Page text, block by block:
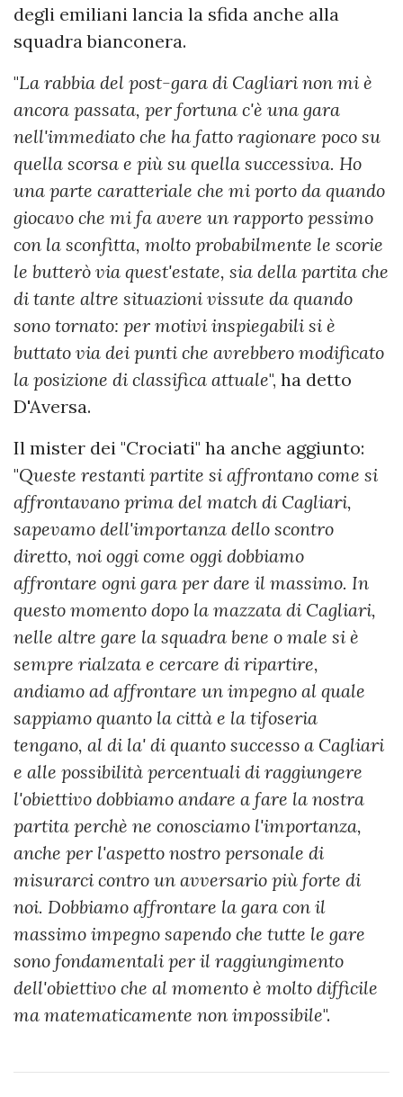
degli emiliani lancia la sfida anche alla
squadra bianconera.
"La rabbia del post-gara di Cagliari non mi è
ancora passata, per fortuna c'è una gara
nell'immediato che ha fatto ragionare poco su
quella scorsa e più su quella successiva. Ho
una parte caratteriale che mi porto da quando
giocavo che mi fa avere un rapporto pessimo
con la sconfitta, molto probabilmente le scorie
le butterò via quest'estate, sia della partita che
di tante altre situazioni vissute da quando
sono tornato: per motivi inspiegabili si è
buttato via dei punti che avrebbero modificato
la posizione di classifica attuale", ha detto
D'Aversa.
Il mister dei "Crociati" ha anche aggiunto:
"Queste restanti partite si affrontano come si
affrontavano prima del match di Cagliari,
sapevamo dell'importanza dello scontro
diretto, noi oggi come oggi dobbiamo
affrontare ogni gara per dare il massimo. In
questo momento dopo la mazzata di Cagliari,
nelle altre gare la squadra bene o male si è
sempre rialzata e cercare di ripartire,
andiamo ad affrontare un impegno al quale
sappiamo quanto la città e la tifoseria
tengano, al di la' di quanto successo a Cagliari
e alle possibilità percentuali di raggiungere
l'obiettivo dobbiamo andare a fare la nostra
partita perchè ne conosciamo l'importanza,
anche per l'aspetto nostro personale di
misurarci contro un avversario più forte di
noi. Dobbiamo affrontare la gara con il
massimo impegno sapendo che tutte le gare
sono fondamentali per il raggiungimento
dell'obiettivo che al momento è molto difficile
ma matematicamente non impossibile".